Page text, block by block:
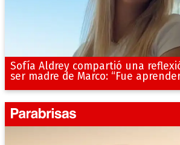
Sofía Aldrey compartió una
ser madre de Marco: “Fue